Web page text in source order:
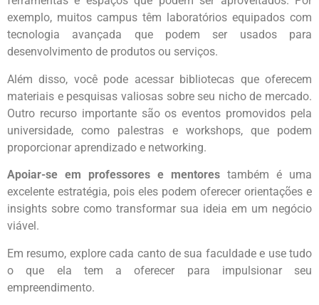
exemplo, muitos campus têm laboratórios equipados com
tecnologia avançada que podem ser usados para
desenvolvimento de produtos ou serviços.
Além disso, você pode acessar bibliotecas que oferecem
materiais e pesquisas valiosas sobre seu nicho de mercado.
Outro recurso importante são os eventos promovidos pela
universidade, como palestras e workshops, que podem
proporcionar aprendizado e networking.
Apoiar-se em professores e mentores também é uma
excelente estratégia, pois eles podem oferecer orientações e
insights sobre como transformar sua ideia em um negócio
viável.
Em resumo, explore cada canto de sua faculdade e use tudo
o que ela tem a oferecer para impulsionar seu
empreendimento.